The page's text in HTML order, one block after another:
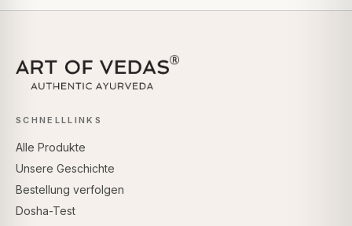
SCHNELLLINKS
Alle Produkte
Unsere Geschichte
Bestellung verfolgen
Dosha-Test